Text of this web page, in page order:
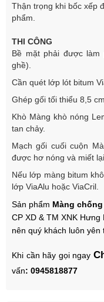
Thận trọng khi bốc xếp
phẩm.
THI CÔNG
Bề mặt phải được
ghề).
Cần quét lớp lót bitum
Ghép gối tối thiểu 8,5
Khò Màng khò nóng
tan chảy.
Mạch gối cuối cuộn
được hơ nóng và miết
Nếu lớp màng bitum
lớp ViaAlu hoặc ViaCril.
Sản phẩm Màng
CP XD & TM XNK
nên quý khách luôn
Khi cần hãy gọi ngay
vấn: 0945818877